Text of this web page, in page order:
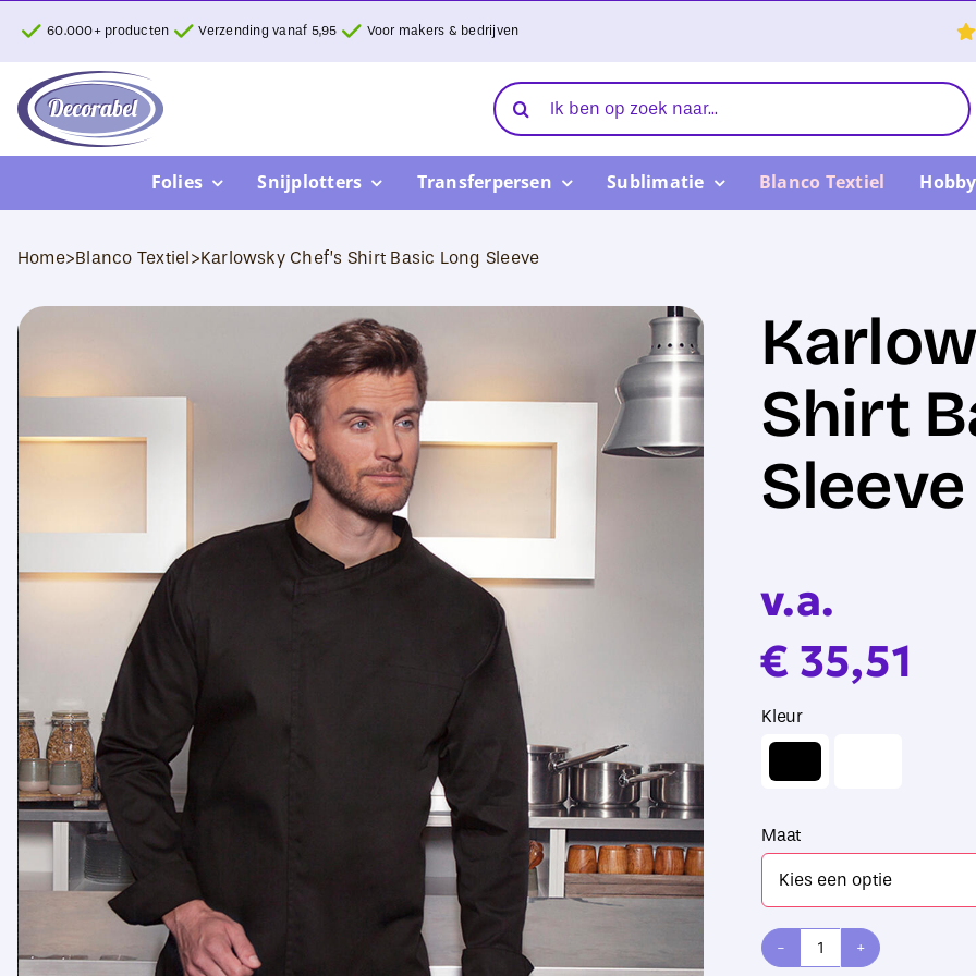
inhoud
60.000+ producten Verzending vanaf 5,95 Voor makers & bedrijven
Zoeken
naar:
Folies Snijplotters Transferpersen Sublimatie Blanco Textiel
Home>Blanco Textiel>Karlowsky Chef’s Shirt Basic Long Sleeve
Shirt
Sleeve
v.a.
€ 35,51
Kleur
Maat
Karlowsky